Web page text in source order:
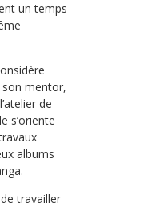
un temps
mentor,
de
s’oriente
albums
travailler